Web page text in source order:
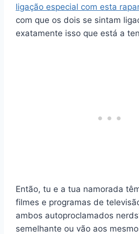
ligação especial com esta
com que os dois se sintam
exatamente isso que está a
Então, tu e a tua namorada
filmes e programas de
ambos autoproclamados
semelhante ou vão aos